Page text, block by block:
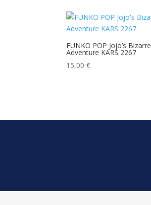
FUNKO POP Jojo’s Bizarre
Adventure KARS 2267
15,00€